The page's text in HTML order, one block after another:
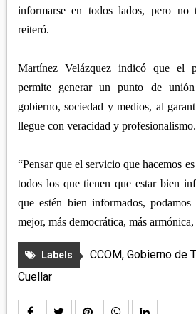
informarse en todos lados, pero no
reiteró.
Martínez Velázquez indicó que el
permite generar un punto de
gobierno, sociedad y medios, al
llegue con veracidad y profesionalismo.
“Pensar que el servicio que hacemos
todos los que tienen que estar bien
que estén bien informados,
mejor, más democrática, más
Labels CCOM, Gobierno de
Cuellar